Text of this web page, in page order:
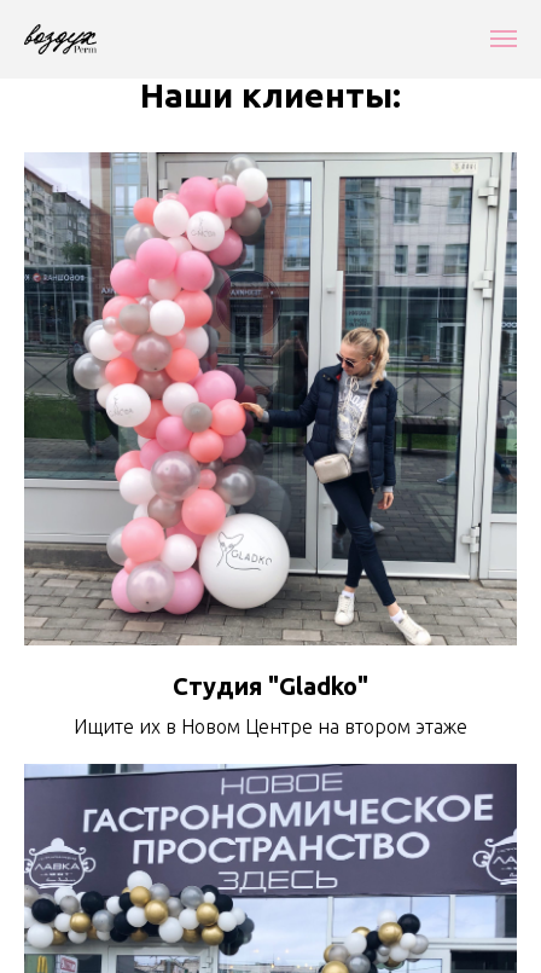
Наши клиенты:
Студия "Gladko"
Ищите их в Новом Центре на втором этаже